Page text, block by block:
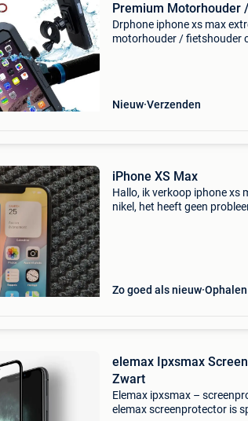
Premium Motorhouder /
Drphone iphone xs max
motorhouder / fietshouder
Nieuw Verzenden
iPhone XS Max
Hallo, ik verkoop iphone xs
nikel, het heeft geen
Zo goed als nieuw Ophalen
elemax Ipxsmax
Zwart
Elemax ipxsmax –
elemax screenprotector is